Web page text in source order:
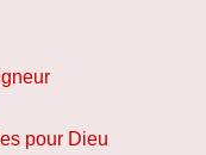
pour Dieu